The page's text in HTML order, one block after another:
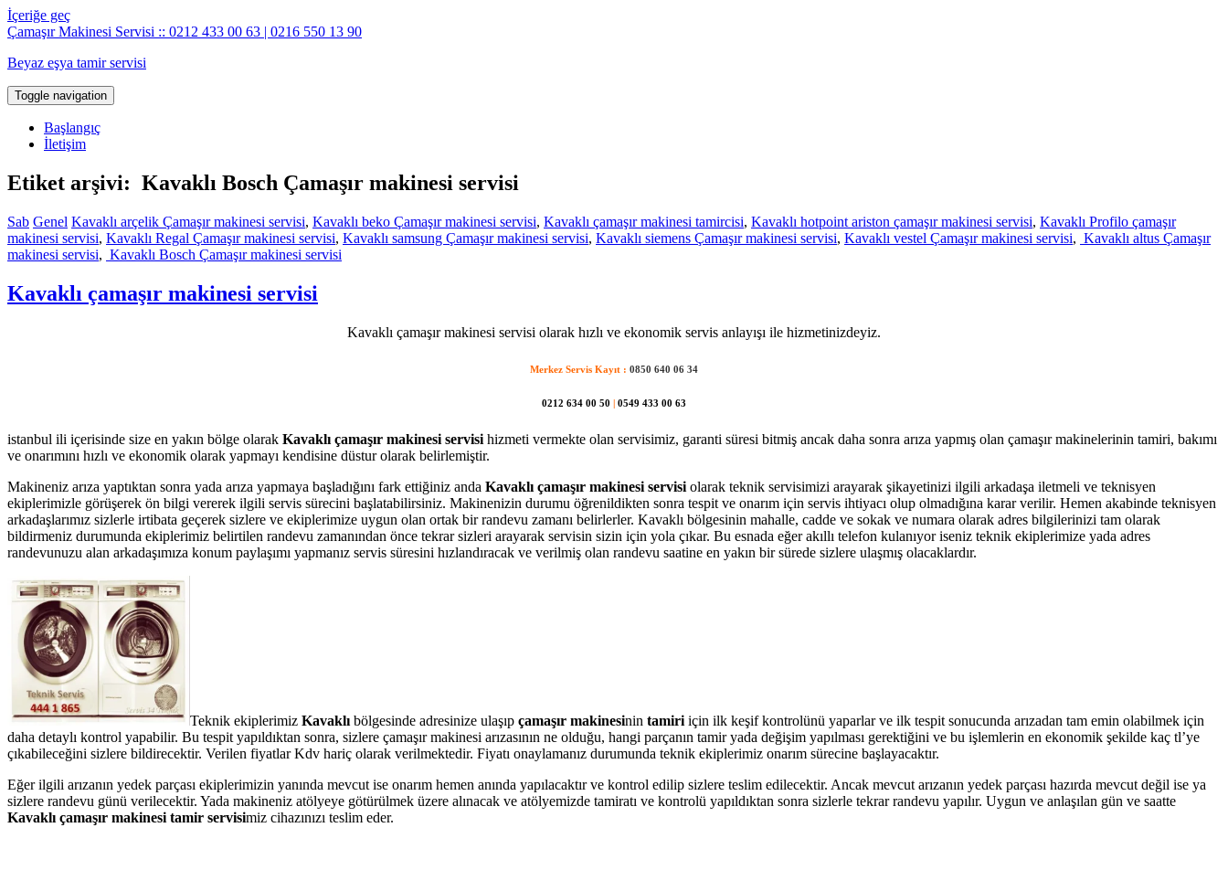
İçeriğe geç
Çamaşır Makinesi Servisi :: 0212 433 00 63 | 0216 550 13 90
Beyaz eşya tamir servisi
Toggle navigation
Başlangıç
İletişim
Etiket arşivi: Kavaklı Bosch Çamaşır makinesi servisi
Sab Genel Kavaklı arçelik Çamaşır makinesi servisi, Kavaklı beko Çamaşır makinesi servisi, Kavaklı çamaşır makinesi tamircisi, Kavaklı hotpoint ariston çamaşır makinesi servisi, Kavaklı Profilo çamaşır
makinesi servisi, Kavaklı Regal Çamaşır makinesi servisi, Kavaklı samsung Çamaşır makinesi servisi, Kavaklı siemens Çamaşır makinesi servisi, Kavaklı vestel Çamaşır makinesi servisi, Kavaklı altus Çamaşır
makinesi servisi, Kavaklı Bosch Çamaşır makinesi servisi
Kavaklı çamaşır makinesi servisi
Kavaklı çamaşır makinesi servisi olarak hızlı ve ekonomik servis anlayışı ile hizmetinizdeyiz.
Merkez Servis Kayıt : 0850 640 06 34
0212 634 00 50 | 0549 433 00 63
istanbul ili içerisinde size en yakın bölge olarak Kavaklı çamaşır makinesi servisi hizmeti vermekte olan servisimiz, garanti süresi bitmiş ancak daha sonra arıza yapmış olan çamaşır makinelerinin tamiri, bakımı
ve onarımını hızlı ve ekonomik olarak yapmayı kendisine düstur olarak belirlemiştir.
Makineniz arıza yaptıktan sonra yada arıza yapmaya başladığını fark ettiğiniz anda Kavaklı çamaşır makinesi servisi olarak teknik servisimizi arayarak şikayetinizi ilgili arkadaşa iletmeli ve teknisyen
ekiplerimizle görüşerek ön bilgi vererek ilgili servis sürecini başlatabilirsiniz. Makinenizin durumu öğrenildikten sonra tespit ve onarım için servis ihtiyacı olup olmadığına karar verilir. Hemen akabinde teknisyen
arkadaşlarımız sizlerle irtibata geçerek sizlere ve ekiplerimize uygun olan ortak bir randevu zamanı belirlerler. Kavaklı bölgesinin mahalle, cadde ve sokak ve numara olarak adres bilgilerinizi tam olarak
bildirmeniz durumunda ekiplerimiz belirtilen randevu zamanından önce tekrar sizleri arayarak servisin sizin için yola çıkar. Bu esnada eğer akıllı telefon kulanıyor iseniz teknik ekiplerimize yada adres
randevunuzu alan arkadaşımıza konum paylaşımı yapmanız servis süresini hızlandıracak ve verilmiş olan randevu saatine en yakın bir sürede sizlere ulaşmış olacaklardır.
Teknik ekiplerimiz Kavaklı bölgesinde adresinize ulaşıp çamaşır makinesinin tamiri için ilk keşif kontrolünü yaparlar ve ilk tespit sonucunda arızadan tam emin olabilmek için
daha detaylı kontrol yapabilir. Bu tespit yapıldıktan sonra, sizlere çamaşır makinesi arızasının ne olduğu, hangi parçanın tamir yada değişim yapılması gerektiğini ve bu işlemlerin en ekonomik şekilde kaç tl’ye
çıkabileceğini sizlere bildirecektir. Verilen fiyatlar Kdv hariç olarak verilmektedir. Fiyatı onaylamanız durumunda teknik ekiplerimiz onarım sürecine başlayacaktır.
Eğer ilgili arızanın yedek parçası ekiplerimizin yanında mevcut ise onarım hemen anında yapılacaktır ve kontrol edilip sizlere teslim edilecektir. Ancak mevcut arızanın yedek parçası hazırda mevcut değil ise ya
sizlere randevu günü verilecektir. Yada makineniz atölyeye götürülmek üzere alınacak ve atölyemizde tamiratı ve kontrolü yapıldıktan sonra sizlerle tekrar randevu yapılır. Uygun ve anlaşılan gün ve saatte
Kavaklı çamaşır makinesi tamir servisimiz cihazınızı teslim eder.